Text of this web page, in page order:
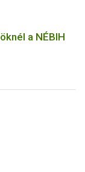
a NÉBIH